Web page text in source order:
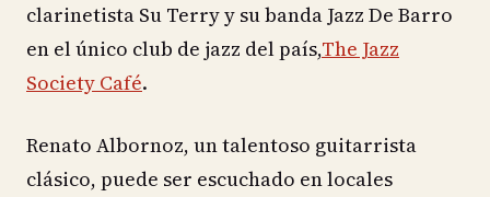
clarinetista Su Terry y su banda Jazz De Barro
en el único club de jazz del país,The Jazz
Society Café.
Renato Albornoz, un talentoso guitarrista
clásico, puede ser escuchado en locales